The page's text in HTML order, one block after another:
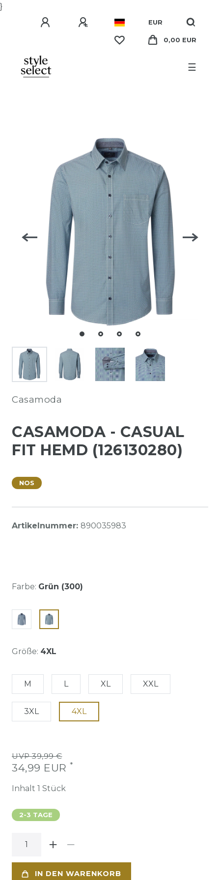
}
EUR
0,00 EUR
☰
Casamoda
CASAMODA - CASUAL
FIT HEMD (126130280)
NOS
Artikelnummer: 890035983
Farbe: Grün (300)
Größe: 4XL
M L XL XXL
3XL 4XL
UVP 39,99 €
34,99 EUR *
Inhalt 1 Stück
2-3 TAGE
IN DEN WARENKORB